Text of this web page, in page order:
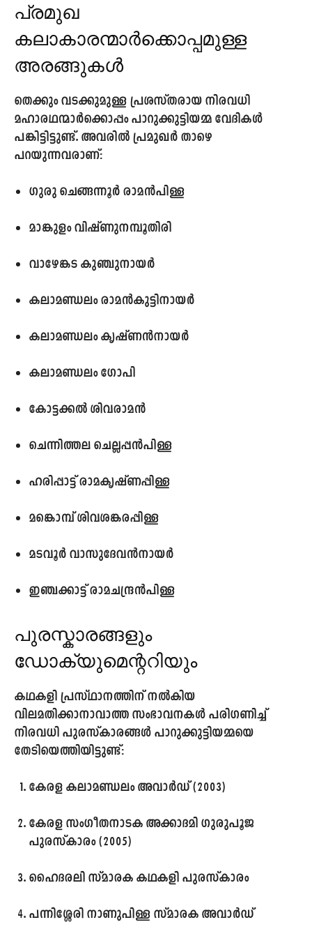
പ്രമുഖ
കലാകാരന്മാർക്കൊപ്പമുള്ള
അരങ്ങുകൾ
തെക്കും വടക്കുമുള്ള പ്രശസ്തരായ നിരവധി
മഹാരഥന്മാർക്കൊപ്പം പാറുക്കുട്ടിയമ്മ വേദികൾ
പങ്കിട്ടിട്ടുണ്ട്. അവരിൽ പ്രമുഖർ താഴെ
പറയുന്നവരാണ്:
ഗുരു ചെങ്ങന്നൂർ രാമൻപിള്ള
മാങ്കുളം വിഷ്ണുനമ്പൂതിരി
വാഴേങ്കട കുഞ്ചുനായർ
കലാമണ്ഡലം രാമൻകുട്ടിനായർ
കലാമണ്ഡലം കൃഷ്ണൻനായർ
കലാമണ്ഡലം ഗോപി
കോട്ടക്കൽ ശിവരാമൻ
ചെന്നിത്തല ചെല്ലപ്പൻപിള്ള
ഹരിപ്പാട്ട് രാമകൃഷ്ണപ്പിള്ള
മങ്കൊമ്പ് ശിവശങ്കരപ്പിള്ള
മടവൂർ വാസുദേവൻനായർ
ഇഞ്ചക്കാട്ട് രാമചന്ദ്രൻപിള്ള
പുരസ്കാരങ്ങളും
ഡോക്യുമെന്ററിയും
കഥകളി പ്രസ്ഥാനത്തിന് നൽകിയ
വിലമതിക്കാനാവാത്ത സംഭാവനകൾ പരിഗണിച്ച്
നിരവധി പുരസ്കാരങ്ങൾ പാറുക്കുട്ടിയമ്മയെ
തേടിയെത്തിയിട്ടുണ്ട്:
കേരള കലാമണ്ഡലം അവാർഡ് (2003)
കേരള സംഗീതനാടക അക്കാദമി ഗുരുപൂജ
പുരസ്കാരം (2005)
ഹൈദരലി സ്മാരക കഥകളി പുരസ്കാരം
പന്നിശ്ശേരി നാണുപിള്ള സ്മാരക അവാർഡ്